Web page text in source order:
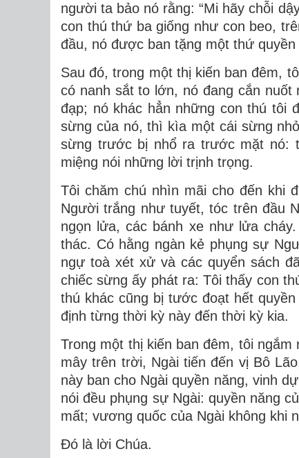
người ta bảo nó rằng: “Mi hãy chỗi
con thú thứ ba giống như con beo,
đầu, nó được ban tặng một thứ quyền
Sau đó, trong một thị kiến ban đêm,
có nanh sắt to lớn, nó đang cắn
đạp; nó khác hẳn những con thú tôi
sừng của nó, thì kìa một cái sừng
sừng trước bị nhổ ra trước mặt nó:
miệng nói những lời trịnh trọng.
Tôi chăm chú nhìn mãi cho đến khi
Người trắng như tuyết, tóc trên đầu
ngọn lửa, các bánh xe như lửa
thác. Có hằng ngàn kẻ phụng sự
ngự toà xét xử và các quyển sách
chiếc sừng ấy phát ra: Tôi thấy con
thú khác cũng bị tước đoạt hết
định từng thời kỳ này đến thời kỳ kia.
Trong một thị kiến ban đêm, tôi
mây trên trời, Ngài tiến đến vị Bô
này ban cho Ngài quyền năng, vinh
nói đều phụng sự Ngài: quyền năng
mất; vương quốc của Ngài không khi
Ðó là lời Chúa.